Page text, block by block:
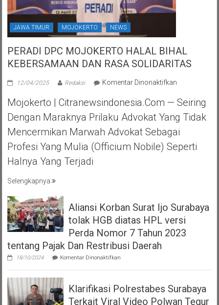
JAWA TIMUR MOJOKERTO NEWS
PERADI DPC MOJOKERTO HALAL BIHAL
KEBERSAMAAN DAN RASA SOLIDARITAS
12/04/2025 Redaksi Komentar Dinonaktifkan
DPC
MOJOKERTO
HALAL
BIHAL
DAN
Mojokerto | Citranewsindonesia.com — Seiring
Dengan Maraknya Prilaku Advokat Yang Tidak
Mencermikan Marwah Advokat Sebagai
Profesi Yang Mulia (officium Nobile) Seperti
Halnya Yang Terjadi
Selengkapnya
Aliansi Korban Surat Ijo Surabaya
tolak HGB diatas HPL versi
Perda Nomor 7 Tahun 2023
tentang Pajak Dan Restribusi Daerah
18/10/2024 Komentar Dinonaktifkan
Korban
Ijo
Surabaya
tolak
Klarifikasi Polrestabes Surabaya
Terkait Viral Video Polwan Tegur